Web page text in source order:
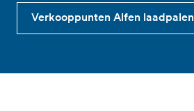
Verkooppunten Alfen laadpalen